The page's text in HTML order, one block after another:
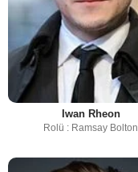
Iwan Rheon
Rolü : Ramsay Bolton